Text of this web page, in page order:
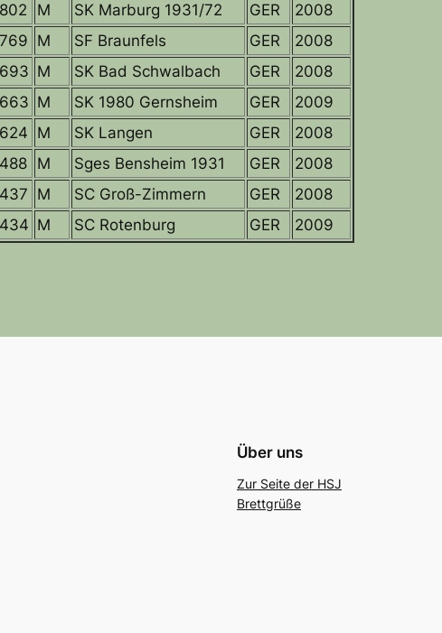
M SK Marburg 1931/72 GER
2008
M SF Braunfels GER
2008
M SK Bad Schwalbach GER
2008
M SK 1980 Gernsheim GER
2009
M SK Langen GER
2008
M Sges Bensheim 1931 GER
2008
M SC Groß-Zimmern GER
2008
M SC Rotenburg GER 2009
Über uns
Zur Seite der HSJ
Brettgrüße